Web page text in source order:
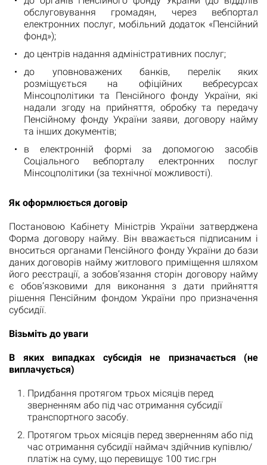
обслуговування громадян, через вебпортал
електронних послуг, мобільний додаток «Пенсійний
фонд»);
до центрів надання адміністративних послуг;
до уповноважених банків, перелік яких
розміщується на офіційних вебресурсах
Мінсоцполітики та Пенсійного фонду України, які
надали згоду на прийняття, обробку та передачу
Пенсійному фонду України заяви, договору найму
та інших документів;
в електронній формі за допомогою засобів
Соціального вебпорталу електронних послуг
Мінсоцполітики (за технічної можливості).
Як оформлюється договір
Постановою Кабінету Міністрів України затверджена
Форма договору найму. Він вважається підписаним і
вноситься органами Пенсійного фонду України до бази
даних договорів найму житлового приміщення шляхом
його реєстрації, а зобов’язання сторін договору найму
є обов’язковими для виконання з дати прийняття
рішення Пенсійним фондом України про призначення
субсидії.
Візьміть до уваги
В яких випадках субсидія не призначається (не
виплачується)
Придбання протягом трьох місяців перед
зверненням або під час отримання субсидії
транспортного засобу.
Протягом трьох місяців перед зверненням або під
час отримання субсидії наймач здійчнив купівлю/
платіж на суму, що перевищує 100 тис.грн